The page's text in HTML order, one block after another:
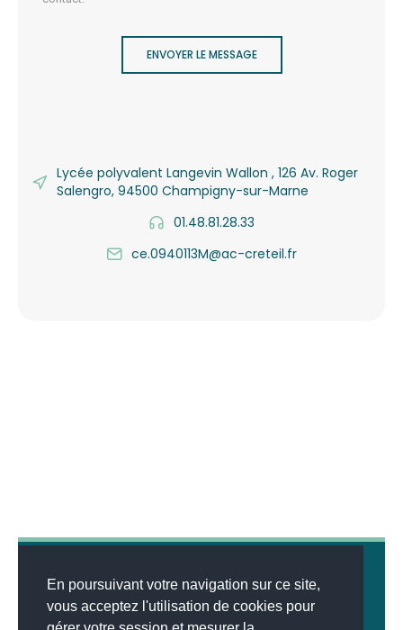
En poursuivant votre navigation sur ce site,
vous acceptez l'utilisation de cookies pour
ENVOYER LE MESSAGE
Lycée polyvalent Langevin Wallon , 126 Av. Roger
Salengro, 94500 Champigny-sur-Marne
01.48.81.28.33
ce.0940113M@ac-creteil.fr